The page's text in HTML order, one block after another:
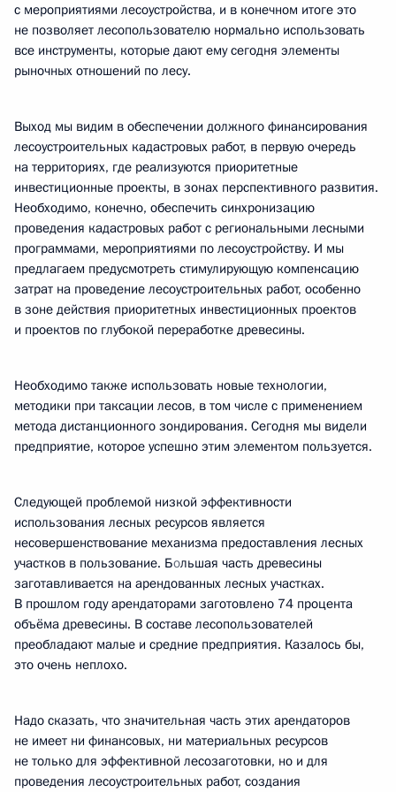
с мероприятиями лесоустройства, и в конечном итоге это
не позволяет лесопользователю нормально использовать
все инструменты, которые дают ему сегодня элементы
рыночных отношений по лесу.
Выход мы видим в обеспечении должного финансирования
лесоустроительных кадастровых работ, в первую очередь
на территориях, где реализуются приоритетные
инвестиционные проекты, в зонах перспективного развития.
Необходимо, конечно, обеспечить синхронизацию
проведения кадастровых работ с региональными лесными
программами, мероприятиями по лесоустройству. И мы
предлагаем предусмотреть стимулирующую компенсацию
затрат на проведение лесоустроительных работ, особенно
в зоне действия приоритетных инвестиционных проектов
и проектов по глубокой переработке древесины.
Необходимо также использовать новые технологии,
методики при таксации лесов, в том числе с применением
метода дистанционного зондирования. Сегодня мы видели
предприятие, которое успешно этим элементом пользуется.
Следующей проблемой низкой эффективности
использования лесных ресурсов является
несовершенствование механизма предоставления лесных
участков в пользование. Большая часть древесины
заготавливается на арендованных лесных участках.
В прошлом году арендаторами заготовлено 74 процента
объёма древесины. В составе лесопользователей
преобладают малые и средние предприятия. Казалось бы,
это очень неплохо.
Надо сказать, что значительная часть этих арендаторов
не имеет ни финансовых, ни материальных ресурсов
не только для эффективной лесозаготовки, но и для
проведения лесоустроительных работ, создания